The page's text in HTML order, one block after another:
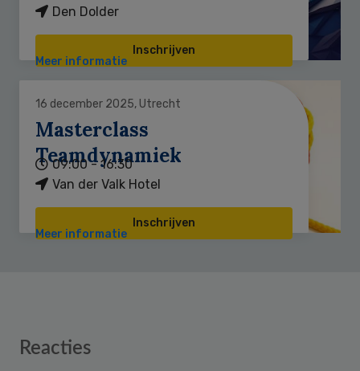
Den Dolder
Inschrijven
Meer informatie
16 december 2025, Utrecht
Masterclass
Teamdynamiek
09:00 - 16:30
Van der Valk Hotel
Inschrijven
Meer informatie
Reader
Reacties